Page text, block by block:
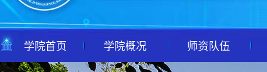
学院首页 学院概况 师资队伍